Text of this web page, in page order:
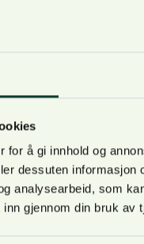
for å gi innhold og
dessuten
analysearbeid, som
gjennom din bruk av
ble en sak om valg
avkastning kan
har